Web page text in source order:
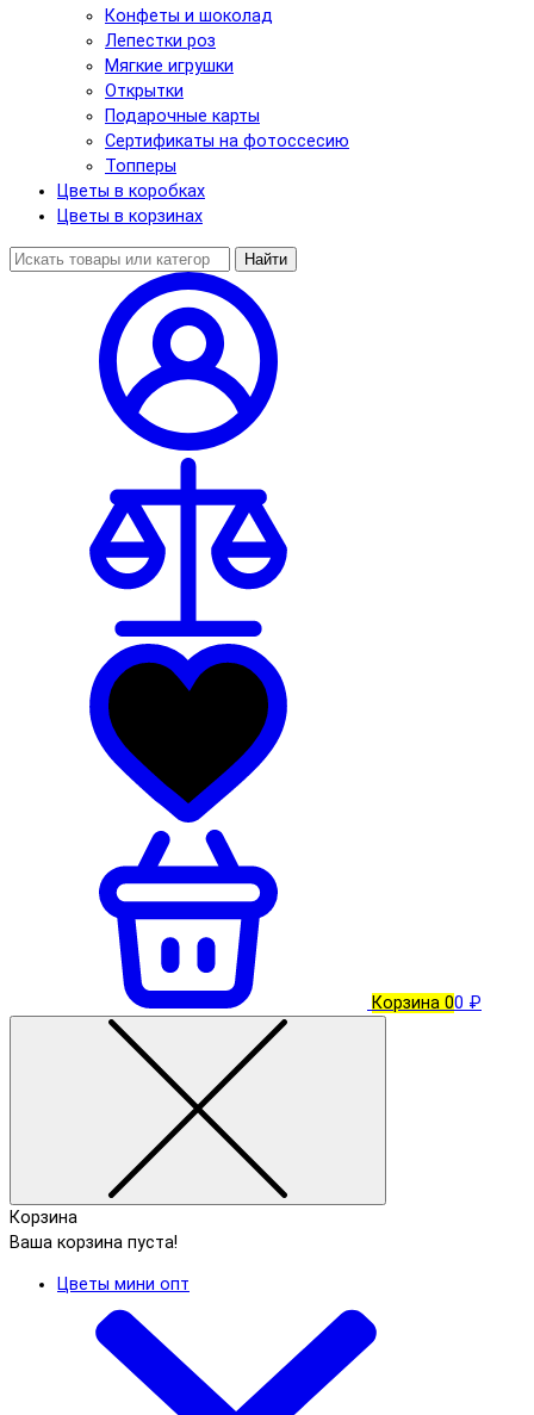
Конфеты и шоколад
Лепестки роз
Мягкие игрушки
Открытки
Подарочные карты
Сертификаты на фотоссесию
Топперы
Цветы в коробках
Цветы в корзинах
Найти
Корзина 00 ₽
Корзина
Ваша корзина пуста!
Цветы мини опт